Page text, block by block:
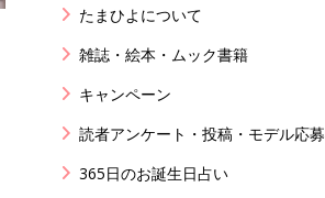
たまひよについて
雑誌・絵本・ムック書籍
キャンペーン
読者アンケート・投稿・モデル応募
365日のお誕生日占い